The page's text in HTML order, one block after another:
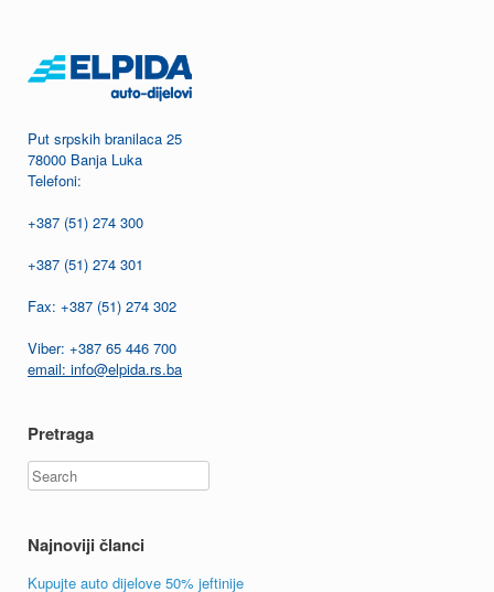
Put srpskih branilaca 25
78000 Banja Luka
Telefoni:
+387 (51) 274 300
+387 (51) 274 301
Fax: +387 (51) 274 302
Viber: +387 65 446 700
email: info@elpida.rs.ba
Pretraga
Search
Najnoviji članci
Kupujte auto dijelove 50% jeftinije